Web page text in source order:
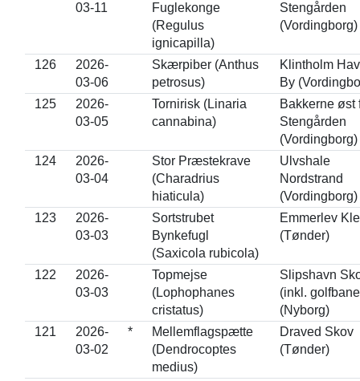
03-11
Fuglekonge
(Regulus
ignicapilla)
Stengården
(Vordingborg)
126
2026-
03-06
Skærpiber (Anthus
petrosus)
Klintholm
By
125
2026-
03-05
Tornirisk (Linaria
cannabina)
Bakkerne øst
Stengården
(Vordingborg)
124
2026-
03-04
Stor Præstekrave
(Charadrius
hiaticula)
Ulvshale
Nordstrand
(Vordingborg)
123
2026-
03-03
Sortstrubet
Bynkefugl
(Saxicola rubicola)
Emmerlev
(Tønder)
122
2026-
03-03
Topmejse
(Lophophanes
cristatus)
Slipshavn
(inkl.
(Nyborg)
121
2026-
03-02
*
Mellemflagspætte
(Dendrocoptes
medius)
Draved Skov
(Tønder)